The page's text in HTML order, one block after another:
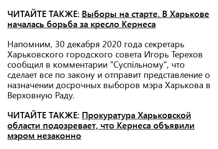
ЧИТАЙТЕ ТАКЖЕ: Выборы на старте. В Харькове
началась борьба за кресло Кернеса
Напомним, 30 декабря 2020 года секретарь
Харьковского городского совета Игорь Терехов
сообщил в комментарии "Суспільному", что
сделает все по закону и отправит представление о
назначении досрочных выборов мэра Харькова в
Верховную Раду.
ЧИТАЙТЕ ТАКЖЕ: Прокуратура Харьковской
области подозревает, что Кернеса объявили
мэром незаконно